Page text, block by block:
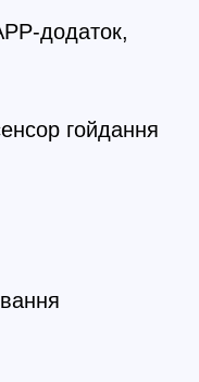
додаток,
гойдання